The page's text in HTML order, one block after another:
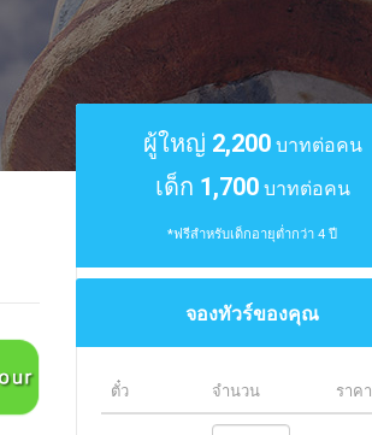
ผู้ใหญ่ 2,200บาทต่อคน
เด็ก 1,700บาทต่อคน
*ฟรีสำหรับเด็กอายุต่ำกว่า 4 ปี
จองทัวร์ของคุณ
ตั๋ว จำนวน ราคา